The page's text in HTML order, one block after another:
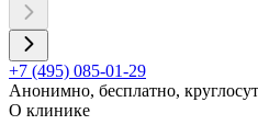
+7 (495) 085-01-29
Анонимно, бесплатно,
О клинике